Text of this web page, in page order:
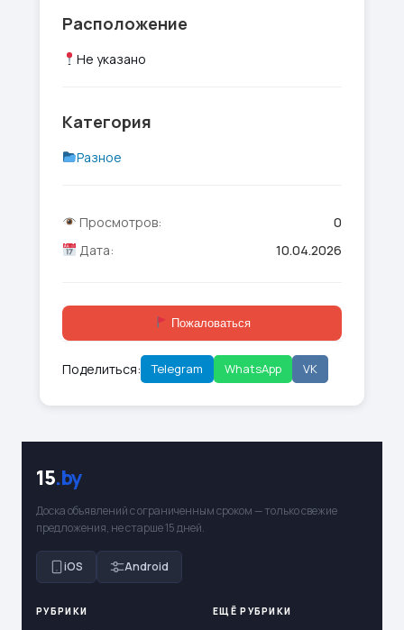
Расположение
Не указано
Категория
Разное
Просмотров:
0
Дата:
10.04.2026
Пожаловаться
Поделиться: Telegram WhatsApp VK
15.by
Доска объявлений с ограниченным сроком — только свежие
предложения, не старше 15 дней.
iOS Android
РУБРИКИ ЕЩЁ РУБРИКИ